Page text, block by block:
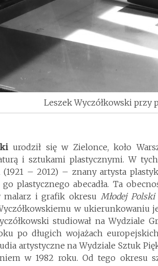
Leszek Wyczółkowski przy
urodził się w Zielonce, koło
i sztukami plastycznymi. W
(1921 – 2012) – znany artysta
plastycznego abecadła. Ta
malarz i grafik okresu Młodej Polski
w ukierunkowaniu
studiował na Wydziale
po długich wojażach
artystyczne na Wydziale Sztuk
w 1982 roku. Od tego okresu